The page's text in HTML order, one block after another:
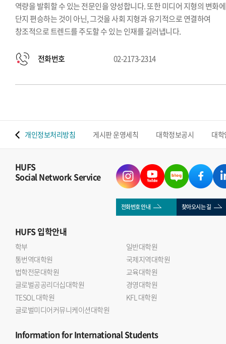
역량을 발휘할 수 있는 전문인을 양성합니다. 또한 미디어 지형의 변화에
단지 편승하는 것이 아닌, 그것을 사회 지형과 유기적으로 연결하여
창조적으로 트렌드를 주도할 수 있는 인재를 길러냅니다.
전화번호 02-2173-2314
개인정보처리방침 게시판 운영세칙 대학정보공시 대
HUFS
Social Network Service
전화번호 안내 찾아오시는 길
HUFS입학안내
학부
일반대학원
통번역대학원
국제지역대학원
법학전문대학원
교육대학원
글로벌공공리더십대학원
경영대학원
TESOL 대학원
KFL 대학원
글로벌미디어커뮤니케이션대학원
Informationfor International Students